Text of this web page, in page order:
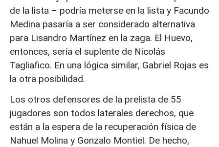
de la lista – podría meterse en la lista y Facundo
Medina pasaría a ser considerado alternativa
para Lisandro Martínez en la zaga. El Huevo,
entonces, sería el suplente de Nicolás
Tagliafico. En una lógica similar, Gabriel Rojas es
la otra posibilidad.
Los otros defensores de la prelista de 55
jugadores son todos laterales derechos, que
están a la espera de la recuperación física de
Nahuel Molina y Gonzalo Montiel. De hecho,